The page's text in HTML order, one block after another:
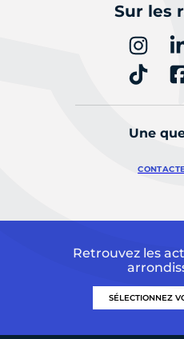
Sur les
Une
Retrouvez les